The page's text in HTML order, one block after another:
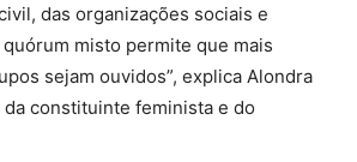
das organizações sociais e
misto permite que mais
sejam ouvidos”, explica Alondra
constituinte feminista e do